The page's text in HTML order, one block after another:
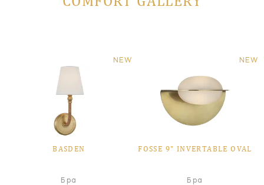
NEW
BASDEN
Бра
NEW
FOSSE 9" INVERTABLE OVAL
Бра